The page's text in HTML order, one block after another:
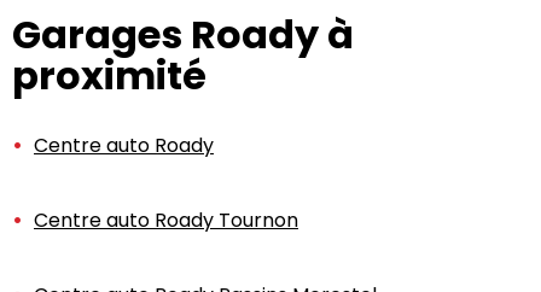
Garages Roady à
proximité
Centre auto Roady
Centre auto Roady Tournon